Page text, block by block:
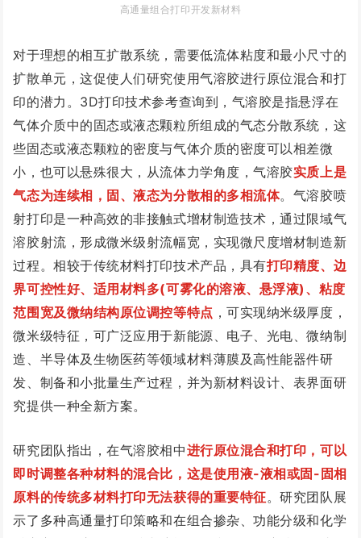
高通量组合打印开发新材料
对于理想的相互扩散系统，需要低流体粘度和最小尺寸的
扩散单元，这促使人们研究使用气溶胶进行原位混合和打
印的潜力。3D打印技术参考查询到，气溶胶是指悬浮在
气体介质中的固态或液态颗粒所组成的气态分散系统，这
些固态或液态颗粒的密度与气体介质的密度可以相差微
小，也可以悬殊很大，从流体力学角度，气溶胶实质上是
气态为连续相，固、液态为分散相的多相流体。气溶胶喷
射打印是一种高效的非接触式增材制造技术，通过限域气
溶胶射流，形成微米级射流幅宽，实现微尺度增材制造新
过程。相较于传统材料打印技术产品，具有打印精度、边
界可控性好、适用材料多(可雾化的溶液、悬浮液)、粘度
范围宽及微纳结构原位调控等特点 ，可实现纳米级厚度，
微米级特征，可广泛应用于新能源、电子、光电、微纳制
造、半导体及生物医药等领域材料薄膜及高性能器件研
发、制备和小批量生产过程，并为新材料设计、表界面研
究提供一种全新方案。
研究团队指出，在气溶胶相中进行原位混合和打印，可以
即时调整各种材料的混合比，这是使用液-液相或固-固相
原料的传统多材料打印无法获得的重要特征。研究团队展
示了多种高通量打印策略和在组合掺杂、功能分级和化学